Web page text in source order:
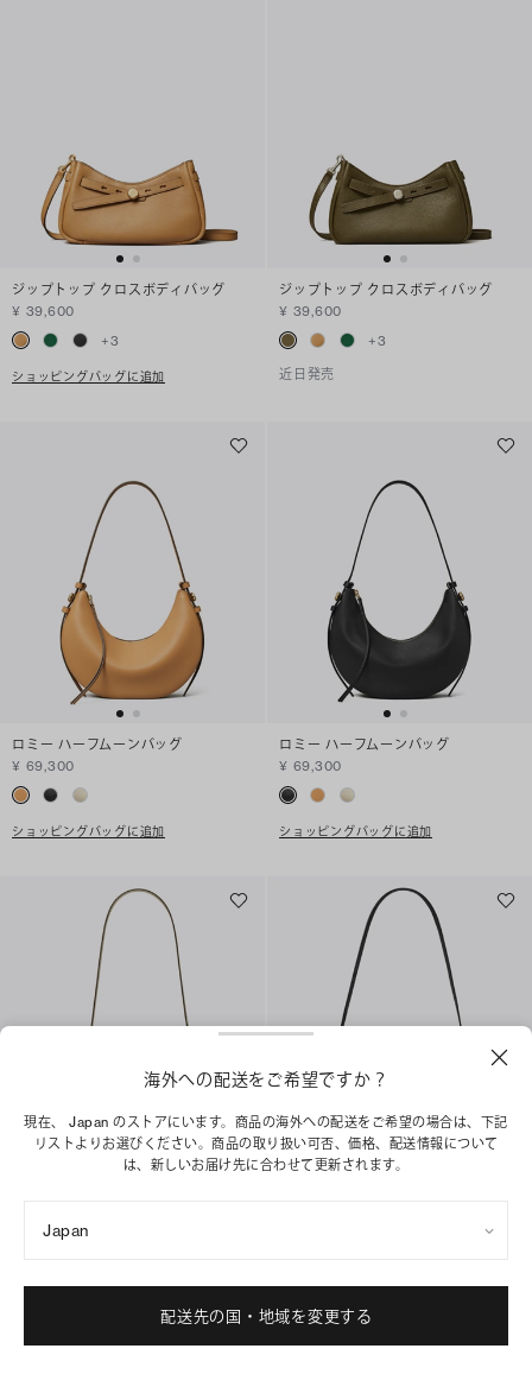
ジップトップ クロスボディバッグ
¥ 39,600
+3
ショッピングバッグに追加
ジップトップ クロスボディバッグ
¥ 39,600
+3
近日発売
ロミー ハーフムーンバッグ
¥ 69,300
ショッピングバッグに追加
ロミー ハーフムーンバッグ
¥ 69,300
ショッピングバッグに追加
ショッピングバッグに追加
ベストセラー
ショッピングバッグに追加
海外への配送をご希望ですか？
現在、 Japan のストアにいます。商品の海外への配送をご希望の場合は、下記
リストよりお選びください。商品の取り扱い可否、価格、配送情報について
は、新しいお届け先に合わせて更新されます。
Japan
配送先の国・地域を変更する